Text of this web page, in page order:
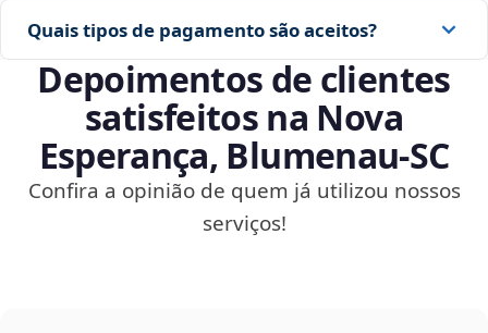
Quais tipos de pagamento são aceitos?
Depoimentos de clientes
satisfeitos na Nova
Esperança, Blumenau‑SC
Confira a opinião de quem já utilizou nossos
serviços!